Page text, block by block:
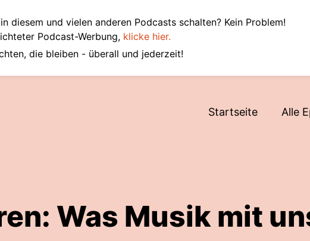
diesem und vielen anderen Podcasts schalten? Kein Problem!
Podcast-Werbung, klicke hier.
die bleiben - überall und jederzeit!
Startseite Alle
Was Musik mit